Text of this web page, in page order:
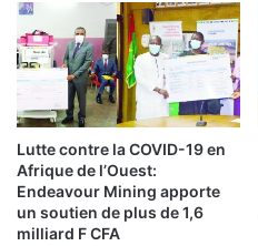
7
0
0
t
r
a
v
a
i
l
l
Lutte contre la COVID-19 en
Afrique de l’Ouest:
Endeavour Mining apporte
un soutien de plus de 1,6
milliard F CFA